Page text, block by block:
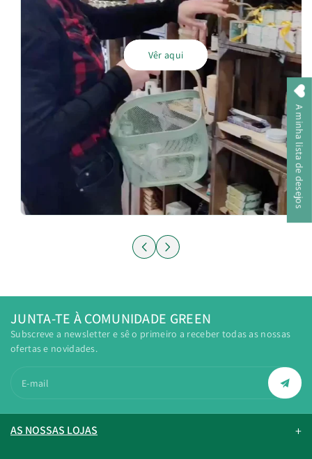
Vêr aqui
JUNTA-TE À COMUNIDADE GREEN
Subscreve a newsletter e sê o primeiro a receber todas as nossas
ofertas e novidades.
E-mail
AS NOSSAS LOJAS
A minha lista de desejos